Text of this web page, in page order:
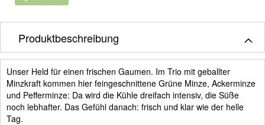
Produktbeschreibung
Unser Held für einen frischen Gaumen. Im Trio mit geballter
Minzkraft kommen hier feingeschnittene Grüne Minze, Ackerminze
und Pefferminze: Da wird die Kühle dreifach intensiv, die Süße
noch lebhafter. Das Gefühl danach: frisch und klar wie der helle
Tag.